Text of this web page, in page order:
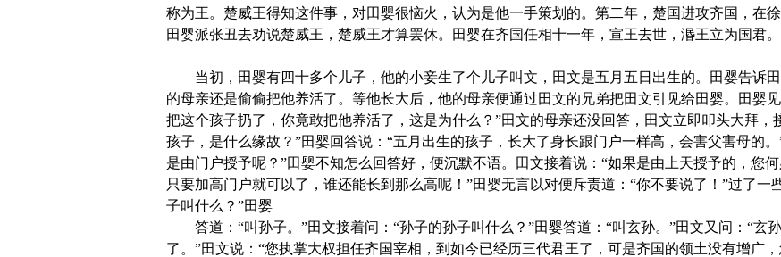
称为王。楚威王得知这件事，对田婴很恼火，认为是他一手策划的。第二年，楚国进攻齐国，在
田婴派张丑去劝说楚威王，楚威王才算罢休。田婴在齐国任相十一年，宣王去世，湣王立为国君
当初，田婴有四十多个儿子，他的小妾生了个儿子叫文，田文是五月五日出生的。田婴告诉田
的母亲还是偷偷把他养活了。等他长大后，他的母亲便通过田文的兄弟把田文引见给田婴。田婴
把这个孩子扔了，你竟敢把他养活了，这是为什么？”田文的母亲还没回答，田文立即叩头大拜，
孩子，是什么缘故？”田婴回答说：“五月出生的孩子，长大了身长跟门户一样高，会害父害母的
是由门户授予呢？”田婴不知怎么回答好，便沉默不语。田文接着说：“如果是由上天授予的，您
只要加高门户就可以了，谁还能长到那么高呢！”田婴无言以对便斥责道：“你不要说了！”过了一
子叫什么？”田婴
答道：“叫孙子。”田文接着问：“孙子的孙子叫什么？”田婴答道：“叫玄孙。”田文又问：“玄
了。”田文说：“您执掌大权担任齐国宰相，到如今已经历三代君王了，可是齐国的领土没有增广